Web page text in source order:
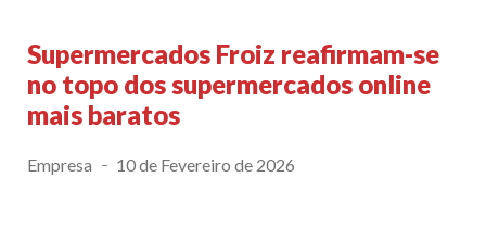
Supermercados Froiz reafirmam-se
no topo dos supermercados online
mais baratos
Empresa 10 de Fevereiro de 2026